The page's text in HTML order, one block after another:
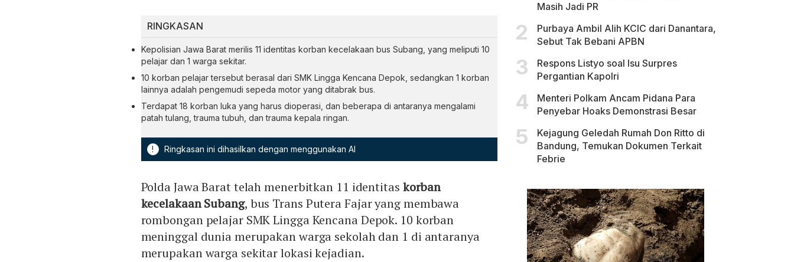
RINGKASAN
Kepolisian Jawa Barat merilis 11 identitas korban kecelakaan bus Subang, yang meliputi 10
pelajar dan 1 warga sekitar.
10 korban pelajar tersebut berasal dari SMK Lingga Kencana Depok, sedangkan 1 korban
lainnya adalah pengemudi sepeda motor yang ditabrak bus.
Terdapat 18 korban luka yang harus dioperasi, dan beberapa di antaranya mengalami
patah tulang, trauma tubuh, dan trauma kepala ringan.
! Ringkasan ini dihasilkan dengan menggunakan AI
Polda Jawa Barat telah menerbitkan 11 identitas korban
kecelakaan Subang, bus Trans Putera Fajar yang membawa
rombongan pelajar SMK Lingga Kencana Depok. 10 korban
meninggal dunia merupakan warga sekolah dan 1 di antaranya
merupakan warga sekitar lokasi kejadian.
Masih Jadi PR
Purbaya Ambil Alih KCIC dari Danantara,
Sebut Tak Bebani APBN
Respons Listyo soal Isu Surpres
Pergantian Kapolri
Menteri Polkam Ancam Pidana Para
Penyebar Hoaks Demonstrasi Besar
Kejagung Geledah Rumah Don Ritto di
Bandung, Temukan Dokumen Terkait
Febrie